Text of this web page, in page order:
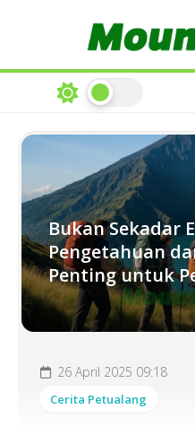
Bukan Sekadar
Pengetahuan
Penting untuk
26 April 2025 09:18
Cerita Petualang